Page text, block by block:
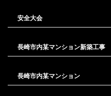
安全大会
長崎市内某マンション新築工事
長崎市内某マンション